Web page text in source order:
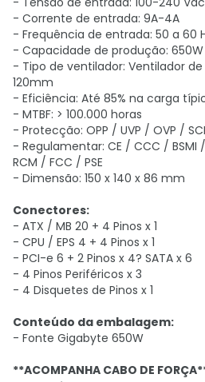
- Corrente de entrada: 9A-4A
- Frequência de entrada: 50 a 60
- Capacidade de produção: 650W
- Tipo de ventilador: Ventilador
120mm
- Eficiência: Até 85% na carga
- MTBF: > 100.000 horas
- Protecção: OPP / UVP / OVP /
- Regulamentar: CE / CCC / BSMI
RCM / FCC / PSE
- Dimensão: 150 x 140 x 86 mm
Conectores:
- ATX / MB 20 + 4 Pinos x 1
- CPU / EPS 4 + 4 Pinos x 1
- PCI-e 6 + 2 Pinos x 4? SATA x 6
- 4 Pinos Periféricos x 3
- 4 Disquetes de Pinos x 1
Conteúdo da embalagem:
- Fonte Gigabyte 650W
**ACOMPANHA CABO DE